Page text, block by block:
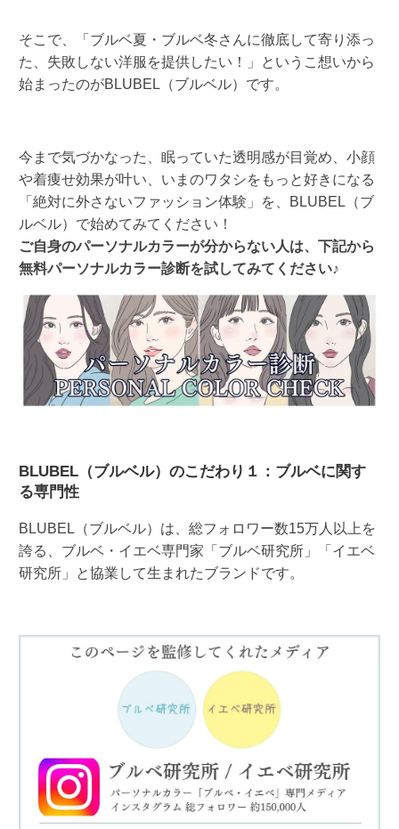
そこで、「ブルベ夏・ブルベ冬さんに徹底して寄り添っ
た、失敗しない洋服を提供したい！」というこ想いから
始まったのがBLUBEL（ブルベル）です。
今まで気づかなった、眠っていた透明感が目覚め、小顔
や着痩せ効果が叶い、いまのワタシをもっと好きになる
「絶対に外さないファッション体験」を、BLUBEL（ブ
ルベル）で始めてみてください！
ご自身のパーソナルカラーが分からない人は、下記から
無料パーソナルカラー診断を試してみてください♪
BLUBEL（ブルベル）のこだわり１：ブルベに関す
る専門性
BLUBEL（ブルベル）は、総フォロワー数15万人以上を
誇る、ブルベ・イエベ専門家「ブルベ研究所」「イエベ
研究所」と協業して生まれたブランドです。